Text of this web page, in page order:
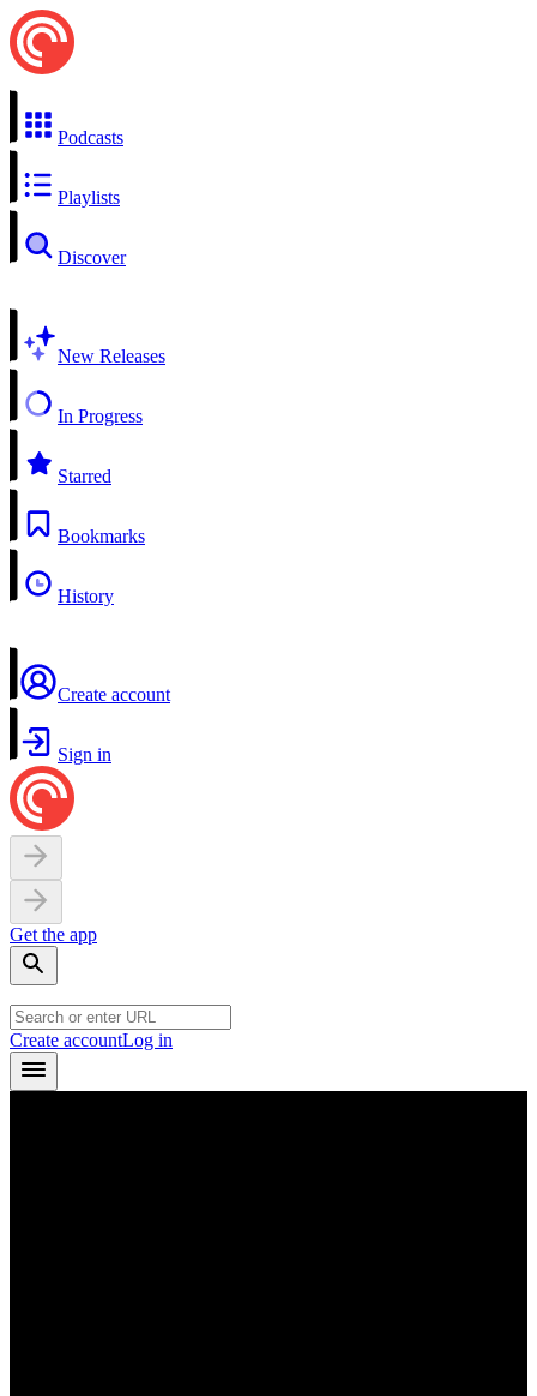
Podcasts
Playlists
Discover
New Releases
In Progress
Starred
Bookmarks
History
Create account
Sign in
Get the app
Create accountLog in